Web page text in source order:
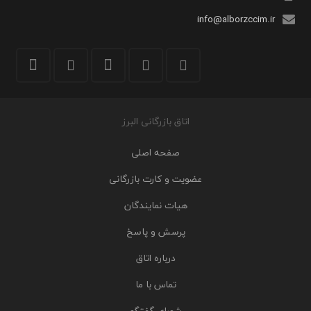
info@alborzccim.ir
اتاق بازرگانی البرز
صفحه اصلی
عضویت و کارت بازرگانی
هیات نمایندگان
پرسش و پاسخ
درباره اتاق
تماس با ما